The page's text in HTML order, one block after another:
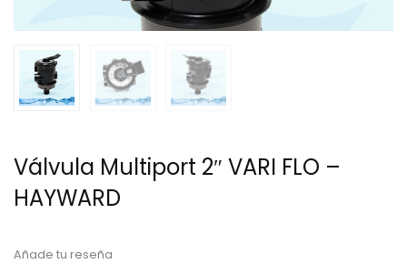
Válvula Multiport 2″ VARI FLO –
HAYWARD
Añade tu reseña